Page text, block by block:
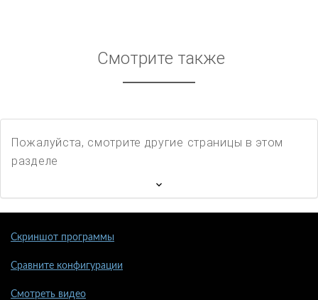
Смотрите также
Пожалуйста, смотрите другие страницы в этом
разделе
Скриншот программы
Сравните конфигурации
Смотреть видео